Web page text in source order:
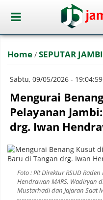
Home / SEPUTAR JAMBI
Sabtu, 09/05/2026 -
Mengurai
Pelayanan
drg. Iwan
Foto : Plt Direktur RSUD
Hendrawan MARS, Wadiryan
Mustarhadi dan Jajaran Saat